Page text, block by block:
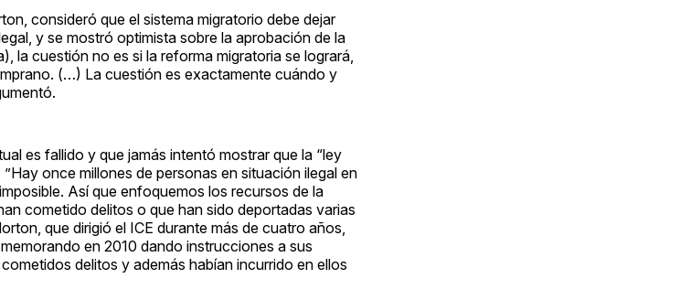
consideró que el sistema migratorio debe dejar
y se mostró optimista sobre la aprobación de la
cuestión no es si la reforma migratoria se logrará,
(…) La cuestión es exactamente cuándo y
es fallido y que jamás intentó mostrar que la “ley
once millones de personas en situación ilegal en
Así que enfoquemos los recursos de la
cometido delitos o que han sido deportadas varias
que dirigió el ICE durante más de cuatro años,
en 2010 dando instrucciones a sus
delitos y además habían incurrido en ellos